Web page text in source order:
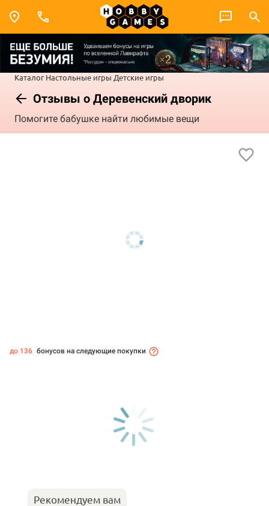
Каталог Настольные игры Детские игры
Отзывы о Деревенский дворик
Помогите бабушке найти любимые вещи
до 136 бонусов на следующие покупки
Рекомендуем вам